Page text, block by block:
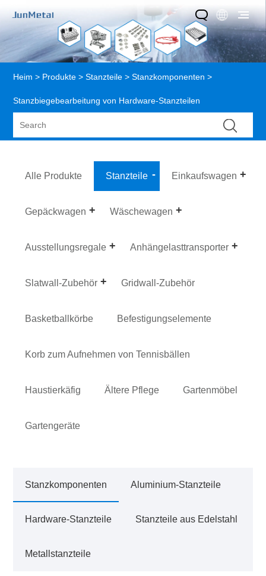
Heim > Produkte >Stanzteile >Stanzkomponenten >
Stanzbiegebearbeitung von Hardware-Stanzteilen
Alle Produkte Stanzteile Einkaufswagen
Gepäckwagen Wäschewagen
Ausstellungsregale Anhängelasttransporter
Slatwall-Zubehör Gridwall-Zubehör
Basketballkörbe Befestigungselemente
Korb zum Aufnehmen von Tennisbällen
Haustierkäfig Ältere Pflege Gartenmöbel
Gartengeräte
Stanzkomponenten Aluminium-Stanzteile
Hardware-Stanzteile Stanzteile aus Edelstahl
Metallstanzteile